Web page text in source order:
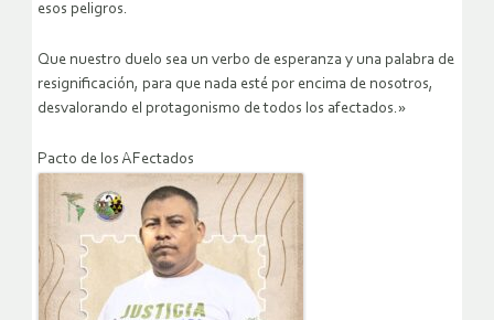
esos peligros.
Que nuestro duelo sea un verbo de esperanza y una palabra de
resignificación, para que nada esté por encima de nosotros,
desvalorando el protagonismo de todos los afectados.»
Pacto de los AFectados